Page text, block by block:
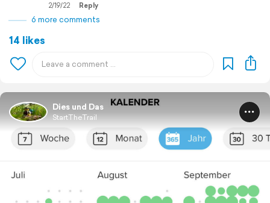
2/19/22 Reply
6 more comments
14 likes
Dies und Das
StartTheTrail